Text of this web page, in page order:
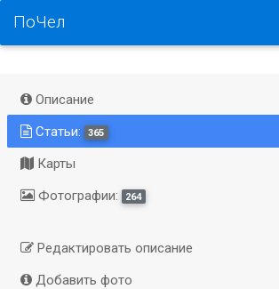
ПоЧел
Описание
Статьи:
365
Карты
Фотографии:
264
Редактировать описание
Добавить фото